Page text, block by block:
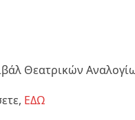
Θεατρικών
ΕΔΩ